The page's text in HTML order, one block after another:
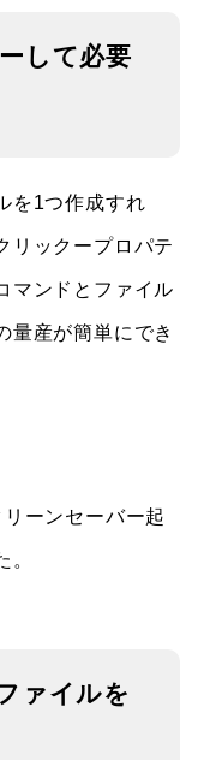
して必要
を1つ作成すれ
リックープロパテ
マンドとファイル
量産が簡単にでき
ーンセーバー起
。
ァイルを